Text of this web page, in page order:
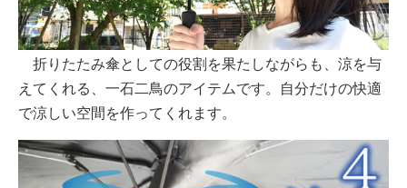
折りたたみ傘としての役割を果たしながらも、涼を与
えてくれる、一石二鳥のアイテムです。自分だけの快適
で涼しい空間を作ってくれます。